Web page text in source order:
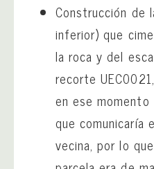
Construcción de
inferior) que
la roca y del
recorte
en ese
que comunicaría
vecina, por lo